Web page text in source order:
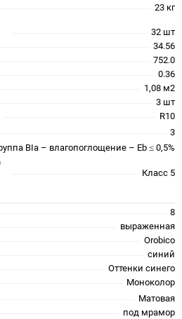
23 кг
32 шт
34.56
752.0
0.36
1,08 м2
3 шт
R10
3
BIa – влагопоглощение – Eb ≤ 0,5%
Класс 5
8
выраженная
Orobico
синий
Оттенки синего
Моноколор
Матовая
под мрамор